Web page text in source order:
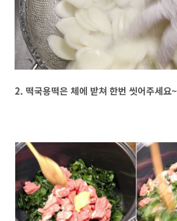
2. 떡국용떡은 체에 받쳐 한번 씻어주세요~